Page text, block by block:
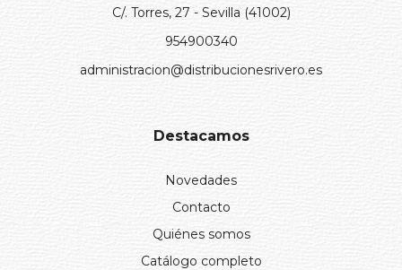
C/. Torres, 27 - Sevilla (41002)
954900340
administracion@distribucionesrivero.es
Destacamos
Novedades
Contacto
Quiénes somos
Catálogo completo